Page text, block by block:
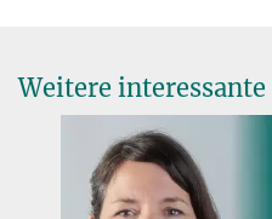
Weitere interessante